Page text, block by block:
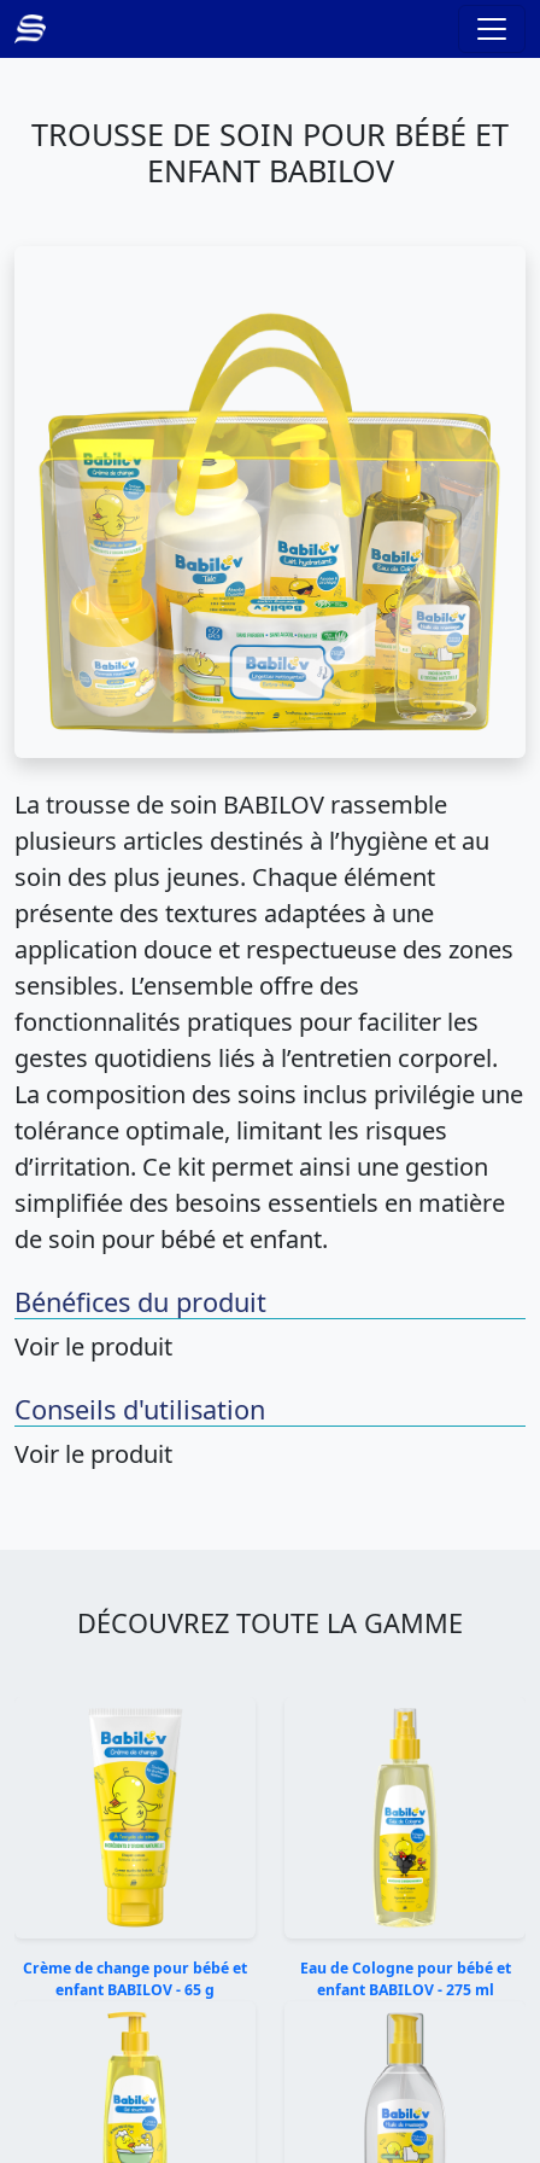
TROUSSE DE SOIN POUR BÉBÉ ET
ENFANT BABILOV
La trousse de soin BABILOV rassemble
plusieurs articles destinés à l’hygiène et au
soin des plus jeunes. Chaque élément
présente des textures adaptées à une
application douce et respectueuse des zones
sensibles. L’ensemble offre des
fonctionnalités pratiques pour faciliter les
gestes quotidiens liés à l’entretien corporel.
La composition des soins inclus privilégie une
tolérance optimale, limitant les risques
d’irritation. Ce kit permet ainsi une gestion
simplifiée des besoins essentiels en matière
de soin pour bébé et enfant.
Bénéfices du produit
Voir le produit
Conseils d'utilisation
Voir le produit
DÉCOUVREZ TOUTE LA GAMME
Crème de change pour bébé et
enfant BABILOV - 65 g
Eau de Cologne pour bébé et
enfant BABILOV - 275 ml
Précédent